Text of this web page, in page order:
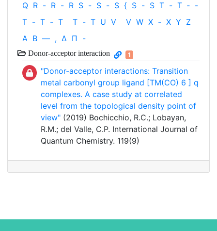
Q R - R - R S - S - S { S - S T - T ‐ -
T - T - T T - T U V V W X - X Y Z
Α Β — , Δ Π -
Donor-acceptor interaction 1
"Donor-acceptor interactions: Transition
metal carbonyl group ligand [TM(CO) 6 ] q
complexes. A case study at correlated
level from the topological density point of
view" (2019) Bochicchio, R.C.; Lobayan,
R.M.; del Valle, C.P. International Journal of
Quantum Chemistry. 119(9)